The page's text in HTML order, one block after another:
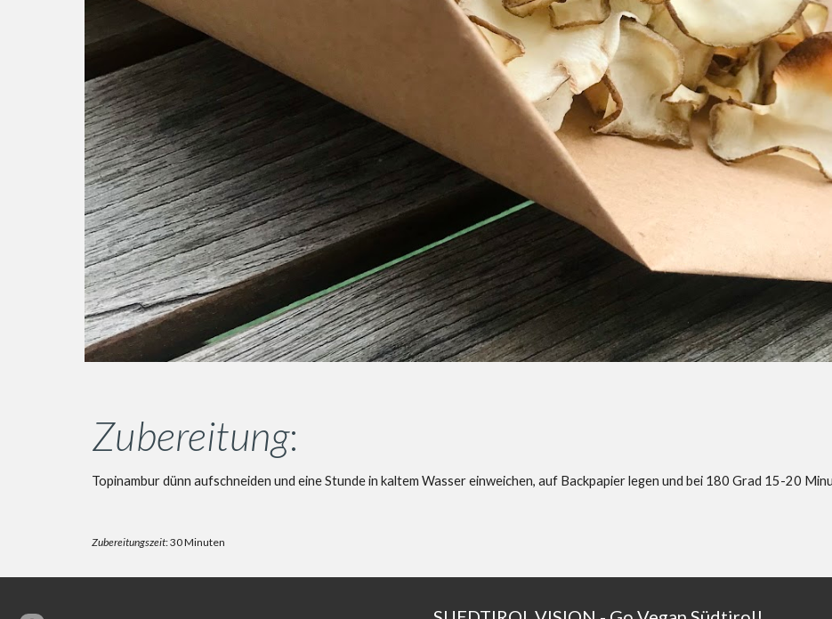
Zubereitung:
Topinambur dünn aufschneiden und eine Stunde in kaltem Wasser einweichen, auf Backpapier legen und bei 180 Grad 15-20
Zubereitungszeit: 30 Minuten